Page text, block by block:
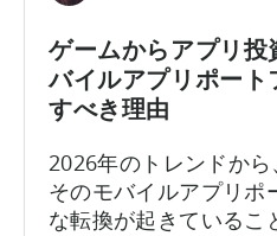
い
て
シ
ン
の
構
築：
バ
イ
ゲームからアプリ
バイルアプリポー
すべき理由
2026年のトレンドか
そのモバイルアプリポ
な転換が起きているこ